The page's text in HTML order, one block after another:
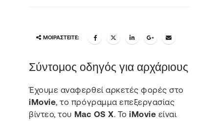
ΜΟΙΡΑΣΤΕΊΤΕ:
Σύντομος οδηγός για αρχάριους
Έχουμε αναφερθεί αρκετές φορές στο
iMovie, το πρόγραμμα επεξεργασίας
βίντεο, του Mac OS X. ΤοiMovie είναι